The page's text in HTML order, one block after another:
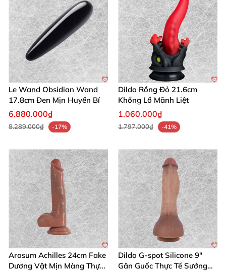
Le Wand Obsidian Wand
17.8cm Đen Mịn Huyền Bí
6.880.000₫
8.289.000₫ -17%
Dildo Rồng Đỏ 21.6cm
Khổng Lồ Mãnh Liệt
1.060.000₫
1.797.000₫ -41%
Arosum Achilles 24cm Fake
Dương Vật Mịn Màng Thực
Dildo G-spot Silicone 9"
Gân Guốc Thực Tế Sướng